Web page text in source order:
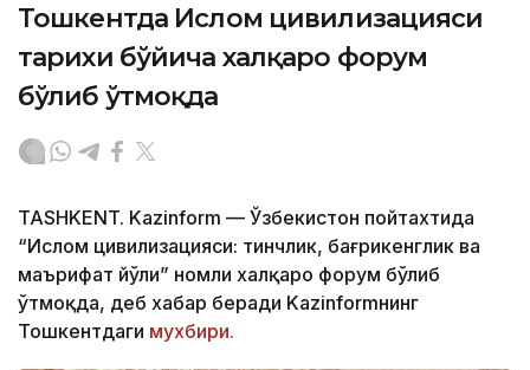
Тошкентда Ислом цивилизацияси
тарихи бўйича халқаро форум
бўлиб ўтмоқда
TASHKENT. Kazinform — Ўзбекистон пойтахтида
“Ислом цивилизацияси: тинчлик, бағрикенглик ва
маърифат йўли” номли халқаро форум бўлиб
ўтмоқда, деб хабар беради Kazinformнинг
Тошкентдаги мухбири.